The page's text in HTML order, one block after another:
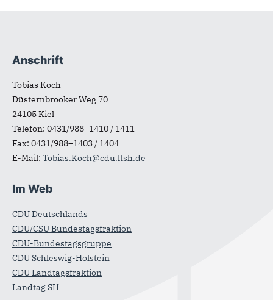
Fußbereich
Anschrift
Tobias Koch
Düsternbrooker Weg 70
24105Kiel
Telefon: 0431/988–1410 / 1411
Fax: 0431/988–1403 / 1404
E-Mail: Tobias.Koch@cdu.ltsh.de
Im Web
CDU Deutschlands
CDU/CSU Bundestagsfraktion
CDU-Bundestagsgruppe
CDU Schleswig-Holstein
CDU Landtagsfraktion
Landtag SH